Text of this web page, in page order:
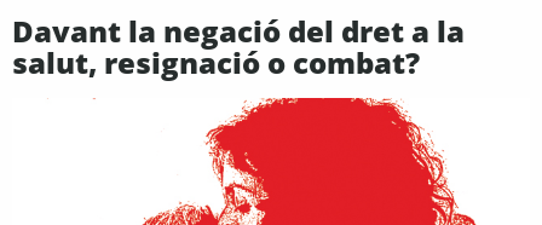
Davant la negació del dret a la
salut, resignació o combat?